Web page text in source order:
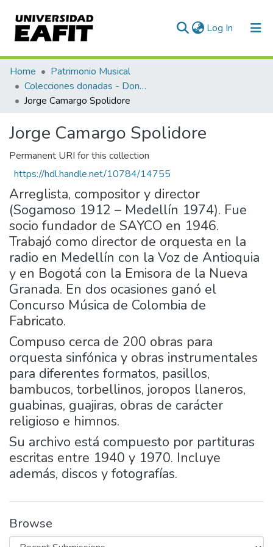
Log In (current)
Communities & Collections
All of DSpace
Home
Patrimonio Musical
Colecciones donadas - Donated collections
Jorge Camargo Spolidore
Jorge Camargo Spolidore
Permanent URI for this collection
https://hdl.handle.net/10784/14755
Arreglista, compositor y director
(Sogamoso 1912 – Medellín 1974). Fue
socio fundador de SAYCO en 1946.
Trabajó como director de orquesta en la
radio en Medellín con la Voz de Antioquia
y en Bogotá con la Emisora de la Nueva
Granada. En dos ocasiones ganó el
Concurso Música de Colombia de
Fabricato.
Compuso cerca de 200 obras para
orquesta sinfónica y obras instrumentales
para diferentes formatos, pasillos,
bambucos, torbellinos, joropos llaneros,
guabinas, guajiras, obras de carácter
religioso e himnos.
Su archivo está compuesto por partituras
escritas entre 1940 y 1970. Incluye
además, discos y fotografías.
Browse